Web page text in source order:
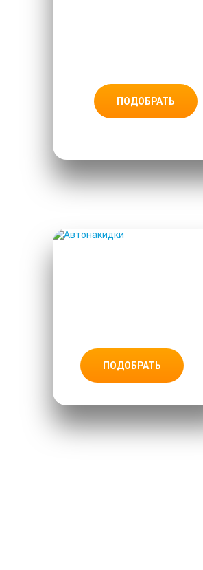
ПОДОБРАТЬ
ПОДОБРАТЬ